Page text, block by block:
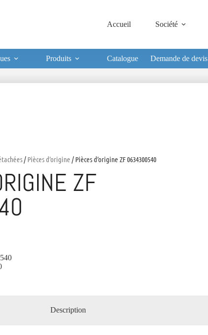
Accueil Société
Produits Catalogue Demande de devis
/Pièces d'origine / Pièces d’origine ZF 0634300540
ZF
Description